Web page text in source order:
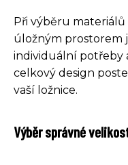
Při výběru
úložným prostorem
individuální potřeby
celkový design
vaší ložnice.
Výběr správné